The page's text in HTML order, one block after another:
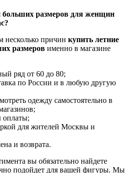
больших размеров для женщин
несколько причин купить летние
размеров именно в магазине
ряд от 60 до 80;
по России и в любую другую
одежду самостоятельно в
оплаты;
для жителей Москвы и
и возврата.
вы обязательно найдете
подойдет для вашей фигуры. Мы